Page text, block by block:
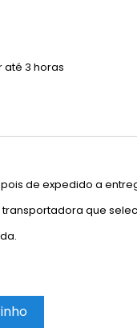
3 horas
de expedido a
que